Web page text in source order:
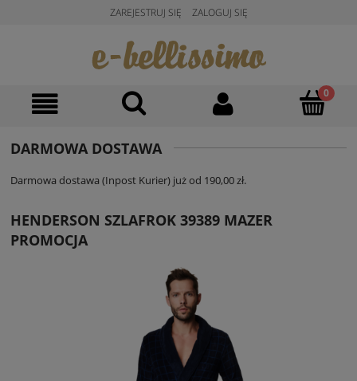
ZAREJESTRUJ SIĘ ZALOGUJ SIĘ
DARMOWA DOSTAWA
Darmowa dostawa (Inpost Kurier) już od 190,00 zł.
HENDERSON SZLAFROK 39389 MAZER
PROMOCJA